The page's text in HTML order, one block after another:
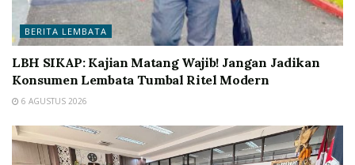
BERITA LEMBATA
LBH SIKAP: Kajian Matang Wajib! Jangan Jadikan
Konsumen Lembata Tumbal Ritel Modern
6 AGUSTUS 2026